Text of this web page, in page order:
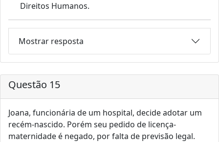
Direitos Humanos.
Mostrar resposta
Questão 15
Joana, funcionária de um hospital, decide adotar um
recém‐nascido. Porém seu pedido de licença‐
maternidade é negado, por falta de previsão legal.